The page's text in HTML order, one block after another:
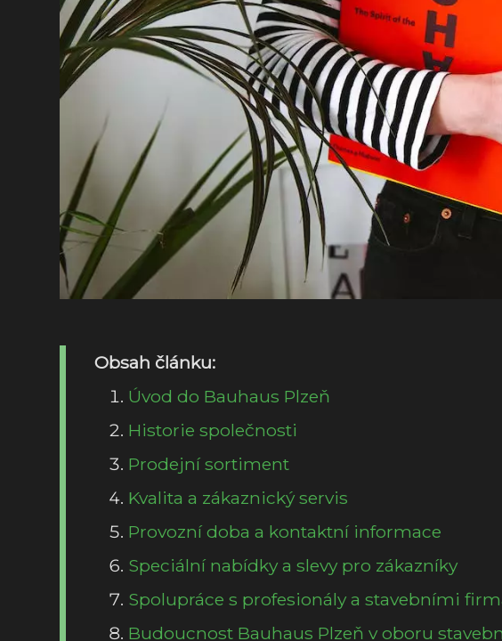
Obsah článku:
Úvod do Bauhaus Plzeň
Historie společnosti
Prodejní sortiment
Kvalita a zákaznický servis
Provozní doba a kontaktní informace
Speciální nabídky a slevy pro zákazníky
Spolupráce s profesionály a stavebními
Budoucnost Bauhaus Plzeň v oboru